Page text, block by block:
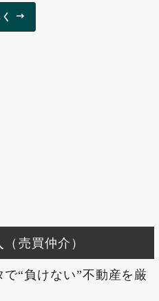
（売買仲介）
“負けない”不動産を厳